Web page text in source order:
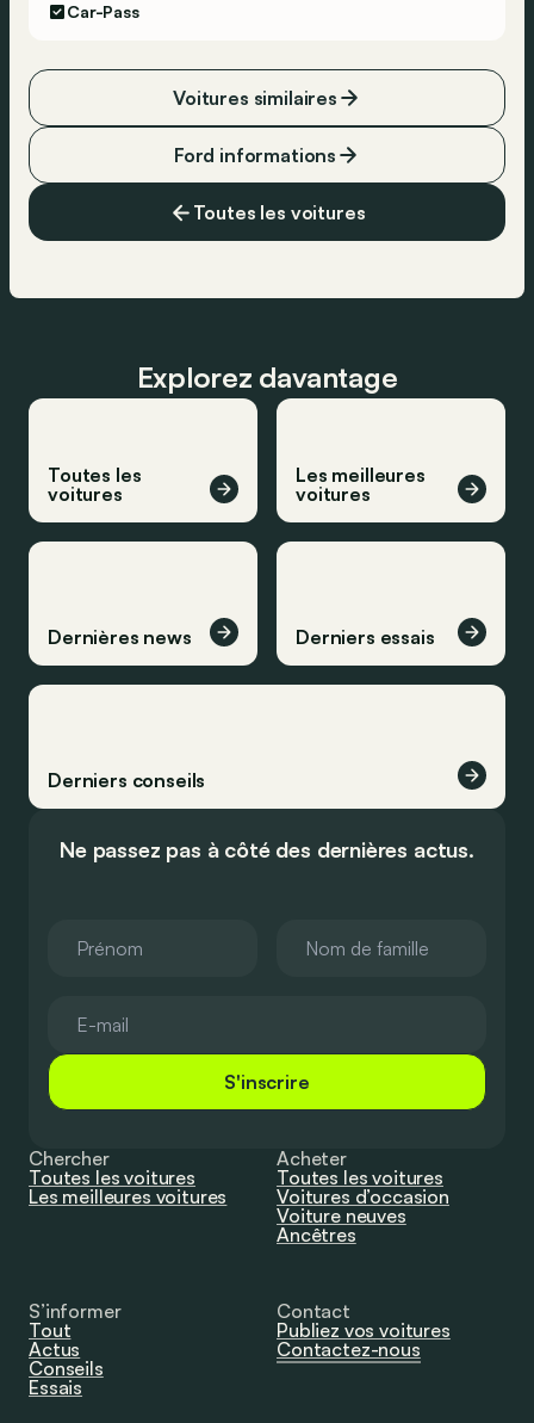
Car-Pass
Toutes les voitures
Ford informations
Voitures similaires
Explorez davantage
Toutes les
voitures
Les meilleures
voitures
Dernières news Derniers essais
Derniers conseils
Ne passez pas à côté des dernières actus.
S'inscrire
Chercher
Toutes les voitures
Les meilleures voitures
Acheter
Toutes les voitures
Voitures d’occasion
Voiture neuves
Ancêtres
S’informer
Tout
Actus
Conseils
Essais
Contact
Publiez vos voitures
Contactez-nous